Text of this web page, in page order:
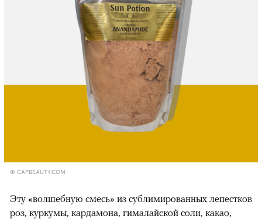
© CAPBEAUTY.COM
Эту «волшебную смесь» из сублимированных лепестков
роз, куркумы, кардамона, гималайской соли, какао,